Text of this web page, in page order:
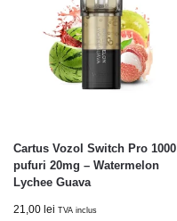
Cartus Vozol Switch Pro 1000
pufuri 20mg – Watermelon
Lychee Guava
21,00 lei TVA inclus